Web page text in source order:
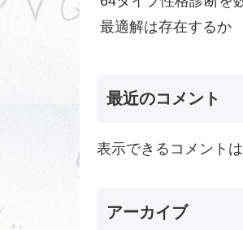
最適解は存在するか
最近のコメント
表示できるコメントは
アーカイブ